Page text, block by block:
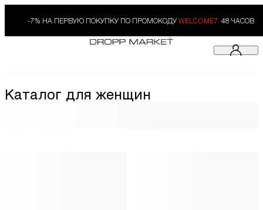
-7% НА ПЕРВУЮ ПОКУПКУ ПО ПРОМОКОДУ WELCOME7. 48 ЧАСОВ
Каталог для женщин